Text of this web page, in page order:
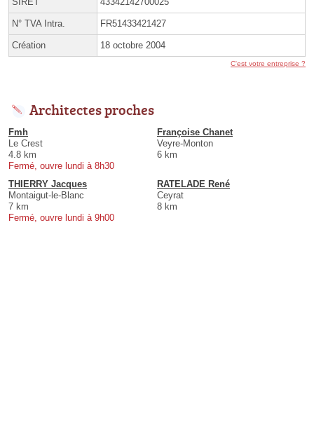
N° TVA Intra. FR51433421427
Création 18 octobre 2004
C'est votre entreprise ?
Architectes proches
Fmh
Le Crest
4.8 km
Fermé, ouvre lundi à 8h30
Françoise Chanet
Veyre-Monton
6 km
THIERRY Jacques
Montaigut-le-Blanc
7 km
Fermé, ouvre lundi à 9h00
RATELADE René
Ceyrat
8 km